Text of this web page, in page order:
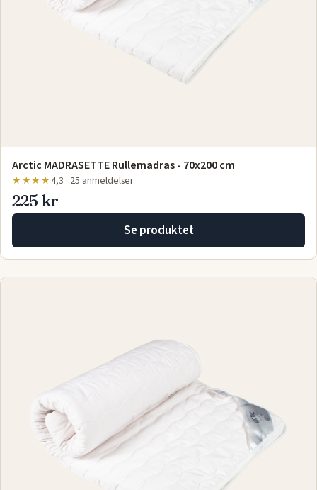
Arctic MADRASETTE Rullemadras - 70x200 cm
★★★★4,3 · 25 anmeldelser
225 kr
Se produktet